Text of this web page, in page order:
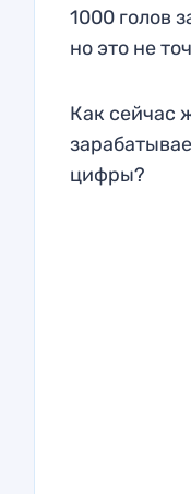
1000 голов
но это не
Как сейчас
цифры?